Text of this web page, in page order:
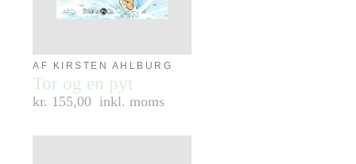
AF KIRSTEN AHLBURG
Tor og en pyt
kr. 155,00 inkl. moms